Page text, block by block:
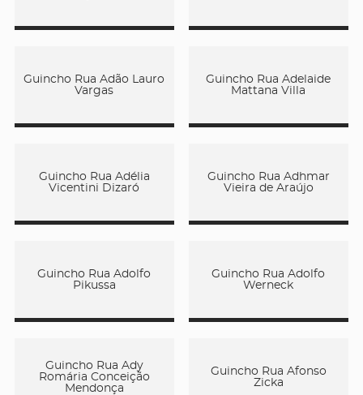
Guincho Rua Adão Lauro
Vargas
Guincho Rua Adelaide
Mattana Villa
Guincho Rua Adélia
Vicentini Dizaró
Guincho Rua Adhmar
Vieira de Araújo
Guincho Rua Adolfo
Pikussa
Guincho Rua Adolfo
Werneck
Guincho Rua Ady
Romária Conceição
Mendonça
Guincho Rua Afonso
Zicka